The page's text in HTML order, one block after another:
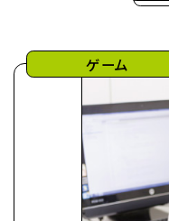
ゲーム